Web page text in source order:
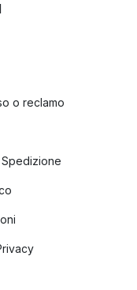
o reclamo